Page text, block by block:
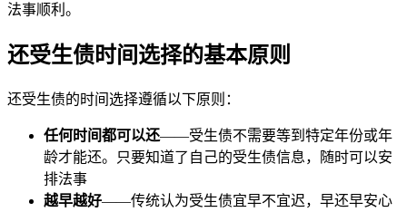
法事顺利。
还受生债时间选择的基本原则
还受生债的时间选择遵循以下原则：
任何时间都可以还——受生债不需要等到特定年份或年
龄才能还。只要知道了自己的受生债信息，随时可以安
排法事
越早越好——传统认为受生债宜早不宜迟，早还早安心